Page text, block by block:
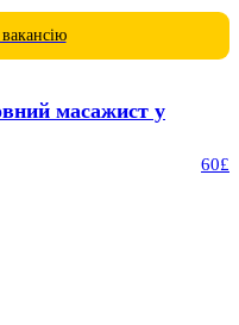
масажист у
60£